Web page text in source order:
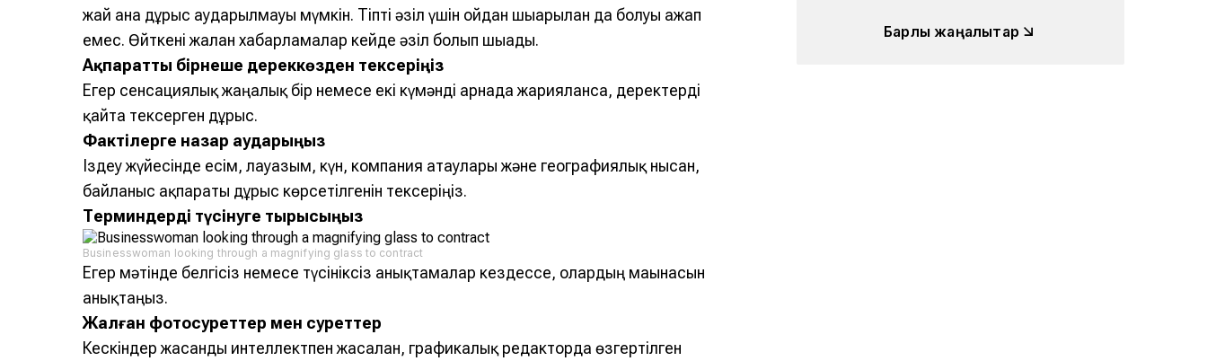
жай ғана дұрыс аударылмауы мүмкін. Тіпті әзіл үшін ойдан шығарылған да болуы ғажап
емес. Өйткені жалған хабарламалар кейде әзіл болып шығады.
Ақпаратты бірнеше дереккөзден тексеріңіз
Егер сенсациялық жаңалық бір немесе екі күмәнді арнада жарияланса, деректерді
қайта тексерген дұрыс.
Фактілерге назар аударыңыз
Іздеу жүйесінде есім, лауазым, күн, компания атаулары және географиялық нысан,
байланыс ақпараты дұрыс көрсетілгенін тексеріңіз.
Терминдерді түсінуге тырысыңыз
Businesswoman looking through a magnifying glass to contract
Егер мәтінде белгісіз немесе түсініксіз анықтамалар кездессе, олардың мағынасын
анықтаңыз.
Жалған фотосуреттер мен суреттер
Кескіндер жасанды интеллектпен жасалған, графикалық редакторда өзгертілген
Барлық жаңалықтар